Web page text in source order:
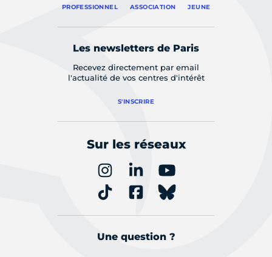
PROFESSIONNEL ASSOCIATION JEUNE
Les newsletters de Paris
Recevez directement par email
l'actualité de vos centres d'intérêt
S'INSCRIRE
Sur les réseaux
Une question ?